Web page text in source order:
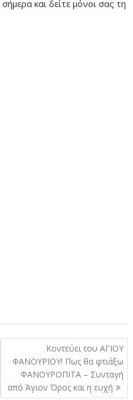
και δείτε μόνοι σας τη
Κοντεύει του ΑΓΙΟΥ
ΦΑΝΟΥΡΙΟΥ! Πως θα φτιάξω
ΦΑΝΟΥΡΟΠΙΤΑ – Συνταγή
από Άγιον Όρος και η ευχή